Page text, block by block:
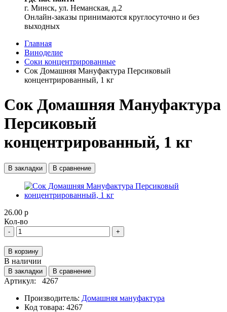
г. Минск, ул. Неманская, д.2
Онлайн-заказы принимаются круглосуточно и без
выходных
Главная
Виноделие
Соки концентрированные
Сок Домашняя Мануфактура Персиковый
концентрированный, 1 кг
Сок Домашняя Мануфактура
Персиковый
концентрированный, 1 кг
В закладки В сравнение
26.00 р
Кол-во
- +
В корзину
В наличии
В закладки В сравнение
Артикул: 4267
Производитель: Домашняя мануфактура
Код товара: 4267